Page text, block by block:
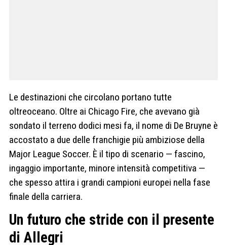
Le destinazioni che circolano portano tutte
oltreoceano. Oltre ai Chicago Fire, che avevano già
sondato il terreno dodici mesi fa, il nome di De Bruyne è
accostato a due delle franchigie più ambiziose della
Major League Soccer. È il tipo di scenario — fascino,
ingaggio importante, minore intensità competitiva —
che spesso attira i grandi campioni europei nella fase
finale della carriera.
Un futuro che stride con il presente
di Allegri